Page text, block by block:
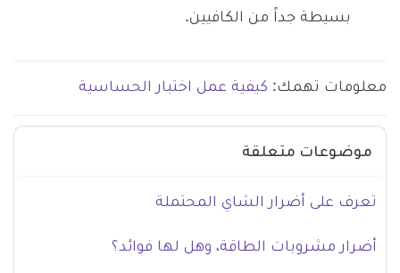
بسيطة جداً من الكافيين.
معلومات تهمك: كيفية عمل اختبار الحساسية
موضوعات متعلقة
تعرف على أضرار الشاي المحتملة
أضرار مشروبات الطاقة، وهل لها فوائد؟